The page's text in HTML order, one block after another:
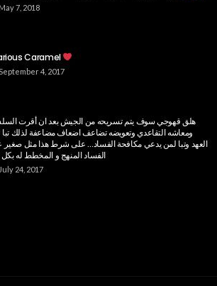
May 7, 2018
Caramel
4, 2017
هلق قهوجي سوف يتم تسريحه من الجيش بعد ان أقرت
ومعاشه التقاعدي وتعويضه تضاعف اضعاف مضاعفة لذلك تبا
العهد ‏وتبا لمن يدعي مكافحة الفساد… على شرط هذا مثل صغير
الفساد المنهج و المخطط له
July 24, 2017